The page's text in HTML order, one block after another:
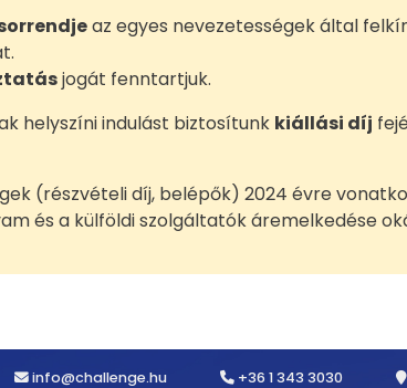
az egyes nevezetességek által
jogát fenntartjuk.
helyszíni indulást biztosítunk kiállási díj
(részvételi díj, belépők) 2024 évre
és a külföldi szolgáltatók áremelkedése
info@challenge.hu +36 1 343 3030